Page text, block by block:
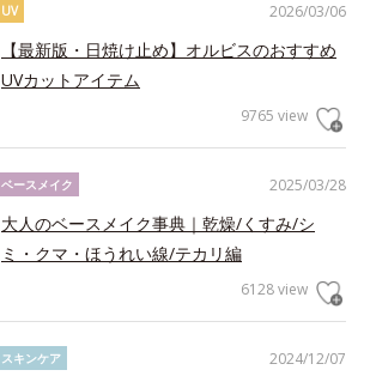
2026/03/06
UV
【最新版・日焼け止め】オルビスのおすすめ
UVカットアイテム
9765 view
2025/03/28
ベースメイク
大人のベースメイク事典｜乾燥/くすみ/シ
ミ・クマ・ほうれい線/テカリ編
6128 view
2024/12/07
スキンケア